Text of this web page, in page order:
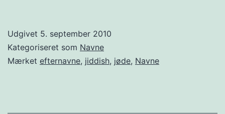
Udgivet 5. september 2010
Kategoriseret som Navne
Mærket efternavne, jiddish, jøde, Navne